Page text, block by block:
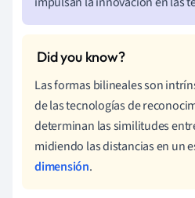
Las formas bilineales son
de las tecnologías de
determinan las similitudes
midiendo las distancias en un
dimensión.